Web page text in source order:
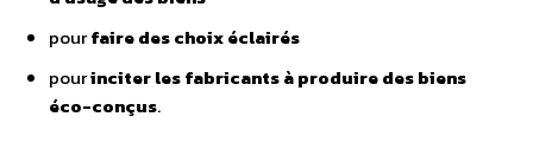
pourfaire des choix éclairés
pourinciter les fabricants à produire des biens
éco-conçus.